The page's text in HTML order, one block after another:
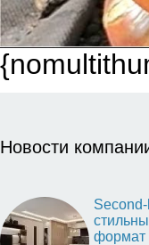
Новости
формат